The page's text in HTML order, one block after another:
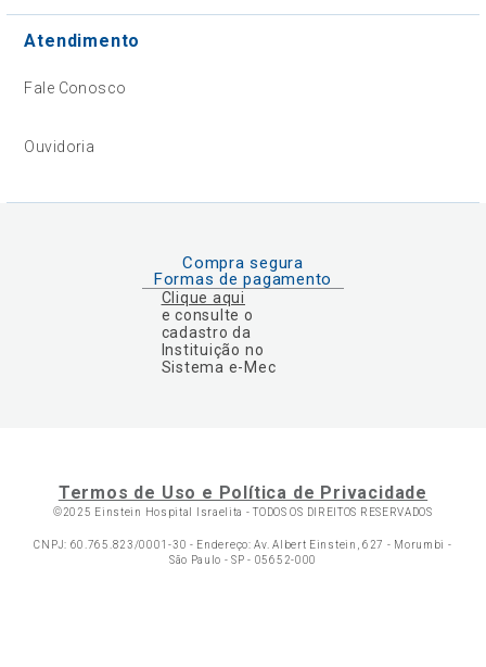
Atendimento
Fale Conosco
Ouvidoria
Compra segura
Formas de pagamento
Clique aqui
e consulte o
cadastro da
Instituição no
Sistema e-Mec
Termos de Uso e Política de Privacidade
©2025 Einstein Hospital Israelita -TODOS OS DIREITOS RESERVADOS
CNPJ: 60.765.823/0001-30 - Endereço: Av. Albert Einstein, 627 - Morumbi -
São Paulo - SP - 05652-000